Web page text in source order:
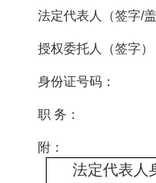
法定代表人（签字/盖
授权委托人（签字）
身份证号码：
职 务：
附：
法定代表人